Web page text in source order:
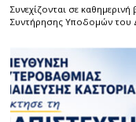
Συνεχίζονται σε
Συντήρησης Υποδομών του